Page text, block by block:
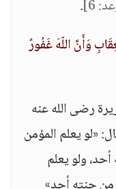
6]
.
وَأَنَّ اللّهَ غَفُورٌ
رضى الله عنه
«لو يعلم المؤمن
ولو يعلم